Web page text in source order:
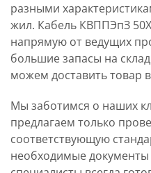
разными
жил. Кабель КВППЭпЗ
напрямую от ведущих
большие запасы на
можем доставить товар
Мы заботимся о наших
предлагаем только
соответствующую
необходимые